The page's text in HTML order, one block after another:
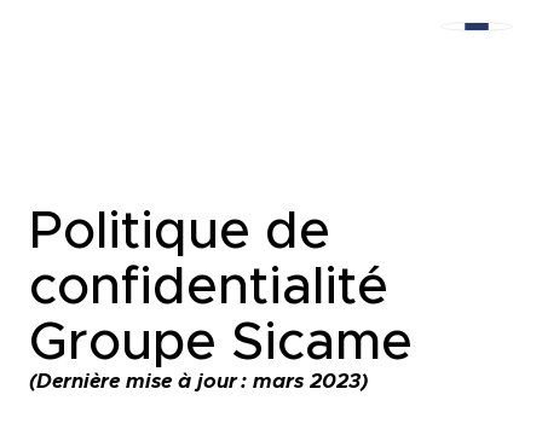
Politique de
confidentialité
Groupe Sicame
(Dernière mise à jour : mars 2023)